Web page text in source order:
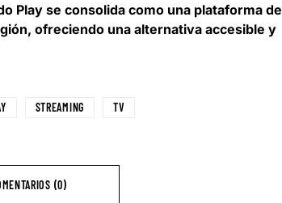
Play se consolida como una plataforma de
ofreciendo una alternativa accesible y
STREAMING TV
(0)